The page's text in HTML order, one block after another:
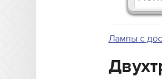
Лампы с